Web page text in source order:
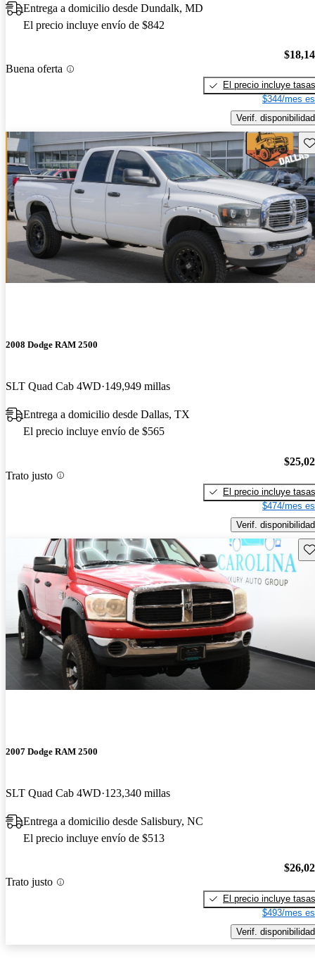
Entrega a domicilio desde Dundalk, MD
El precio incluye envío de $842
Buena oferta
El precio incluye tasas
$344/mes
Verif. disponibilidad
2008 Dodge RAM 2500
SLT Quad Cab 4WD 149,949 millas
Entrega a domicilio desde Dallas, TX
El precio incluye envío de $565
Trato justo
El precio incluye tasas
$474/mes
Verif. disponibilidad
2007 Dodge RAM 2500
SLT Quad Cab 4WD 123,340 millas
Entrega a domicilio desde Salisbury, NC
El precio incluye envío de $513
Trato justo
El precio incluye tasas
$493/mes
Verif. disponibilidad